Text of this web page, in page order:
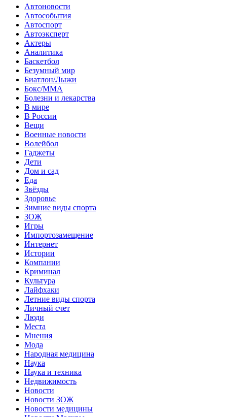
Автоновости
Автособытия
Автоспорт
Автоэксперт
Актеры
Аналитика
Баскетбол
Безумный мир
Биатлон/Лыжи
Бокс/MMA
Болезни и лекарства
В мире
В России
Вещи
Военные новости
Волейбол
Гаджеты
Дети
Дом и сад
Еда
Звёзды
Здоровье
Зимние виды спорта
ЗОЖ
Игры
Импортозамещение
Интернет
Истории
Компании
Криминал
Культура
Лайфхаки
Летние виды спорта
Личный счет
Люди
Места
Мнения
Мода
Народная медицина
Наука
Наука и техника
Недвижимость
Новости
Новости ЗОЖ
Новости медицины